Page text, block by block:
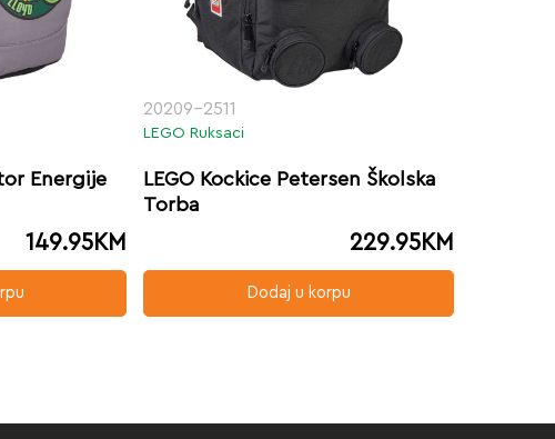
Energije
149.95KM
20209-2511
LEGO Ruksaci
LEGO Kockice Petersen Školska
Torba
229.95KM
Dodaj u korpu